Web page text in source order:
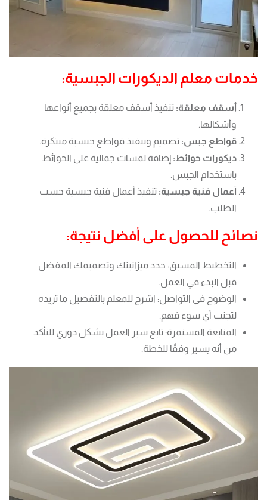
خدمات معلم الديكورات الجبسية:
أسقف معلقة: تنفيذ أسقف معلقة بجميع أنواعها
وأشكالها.
قواطع جبس: تصميم وتنفيذ قواطع جبسية مبتكرة.
ديكورات حوائط: إضافة لمسات جمالية على الحوائط
باستخدام الجبس.
أعمال فنية جبسية: تنفيذ أعمال فنية جبسية حسب
الطلب.
نصائح للحصول على أفضل نتيجة:
التخطيط المسبق: حدد ميزانيتك وتصميمك المفضل
قبل البدء في العمل.
الوضوح في التواصل: اشرح للمعلم بالتفصيل ما تريده
لتجنب أي سوء فهم.
المتابعة المستمرة: تابع سير العمل بشكل دوري للتأكد
من أنه يسير وفقًا للخطة.